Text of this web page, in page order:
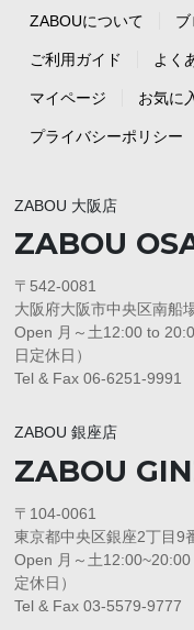
ZABOUについて
ご利用ガイド よく
マイページ お気に
プライバシーポリシー
ZABOU 大阪店
ZABOU
〒542-0081
大阪府大阪市中央区南船
Open 月～土12:00 to
日定休日）
Tel & Fax 06-6251-9991
ZABOU 銀座店
ZABOU
〒104-0061
東京都中央区銀座2丁目9
Open 月～土
定休日）
Tel & Fax 03-5579-9777